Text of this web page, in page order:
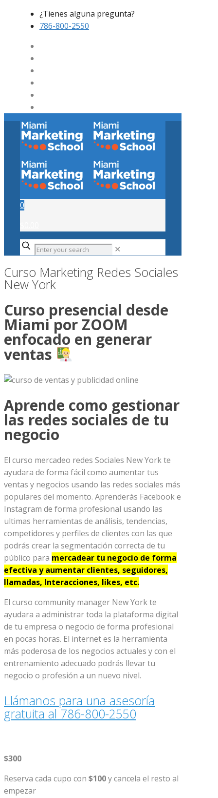
¿Tienes alguna pregunta?
786-800-2550
0
✕
Curso Marketing Redes Sociales
New York
Curso presencial desde
Miami por ZOOM
enfocado en generar
ventas
Aprende como gestionar
las redes sociales de tu
negocio
El curso mercadeo redes Sociales New York te
ayudara de forma fácil como aumentar tus
ventas y negocios usando las redes sociales más
populares del momento. Aprenderás Facebook e
Instagram de forma profesional usando las
ultimas herramientas de análisis, tendencias,
competidores y perfiles de clientes con las que
podrás crear la segmentación correcta de tu
público para mercadear tu negocio de forma
efectiva y aumentar clientes, seguidores,
llamadas, Interacciones, likes, etc.
El curso community manager New York te
ayudara a administrar toda la plataforma digital
de tu empresa o negocio de forma profesional
en pocas horas. El internet es la herramienta
más poderosa de los negocios actuales y con el
entrenamiento adecuado podrás llevar tu
negocio o profesión a un nuevo nivel.
Llámanos para una asesoría
gratuita al 786-800-2550
$300
Reserva cada cupo con $100y cancela el resto al
empezar